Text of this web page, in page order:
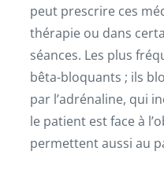
peut prescrire ces
thérapie ou dans
séances. Les plus
bêta-bloquants ; ils
par l’adrénaline, qui
le patient est face à
permettent aussi au